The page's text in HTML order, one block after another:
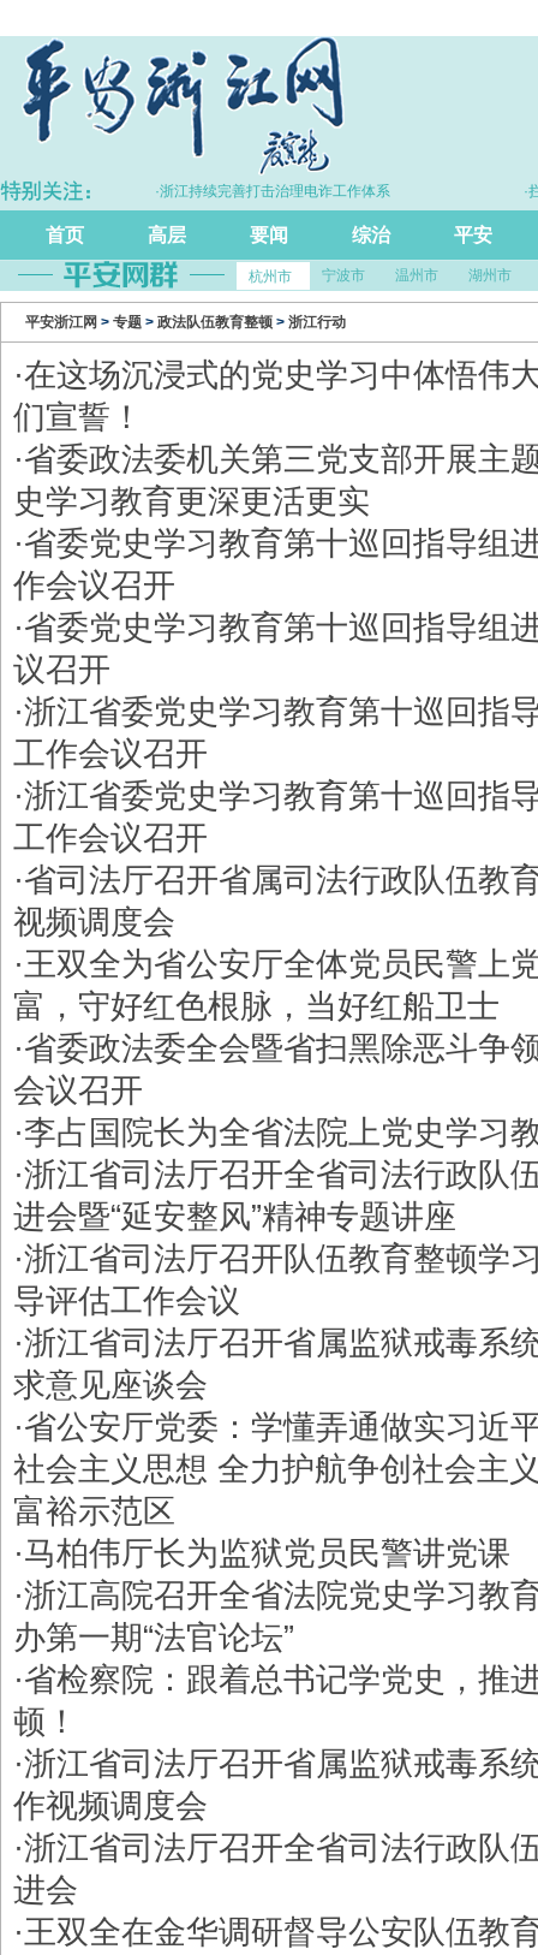
·浙江持续完善打击治理电诈工作体系 ·拦
首页 高层 要闻 综治 平安
杭州市 宁波市 温州市 湖州市
平安浙江网 > 专题 > 政法队伍教育整顿 > 浙江行动
·在这场沉浸式的党史学习中体悟伟
们宣誓！
·省委政法委机关第三党支部开展主
史学习教育更深更活更实
·省委党史学习教育第十巡回指导组
作会议召开
·省委党史学习教育第十巡回指导组
议召开
·浙江省委党史学习教育第十巡回指
工作会议召开
·浙江省委党史学习教育第十巡回指
工作会议召开
·省司法厅召开省属司法行政队伍教
视频调度会
·王双全为省公安厅全体党员民警上
富，守好红色根脉，当好红船卫士
·省委政法委全会暨省扫黑除恶斗争
会议召开
·李占国院长为全省法院上党史学习
·浙江省司法厅召开全省司法行政队
进会暨“延安整风”精神专题讲座
·浙江省司法厅召开队伍教育整顿学
导评估工作会议
·浙江省司法厅召开省属监狱戒毒系
求意见座谈会
·省公安厅党委：学懂弄通做实习近
社会主义思想 全力护航争创社会主
富裕示范区
·马柏伟厅长为监狱党员民警讲党课
·浙江高院召开全省法院党史学习教
办第一期“法官论坛”
·省检察院：跟着总书记学党史，推
顿！
·浙江省司法厅召开省属监狱戒毒系
作视频调度会
·浙江省司法厅召开全省司法行政队
进会
·王双全在金华调研督导公安队伍教